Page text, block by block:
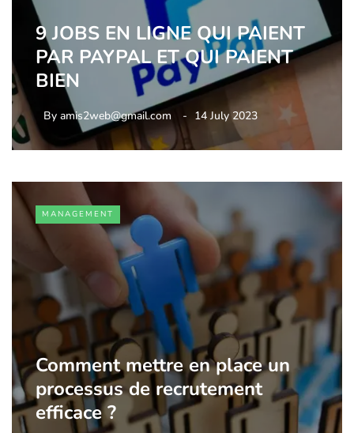
9 JOBS EN LIGNE QUI PAIENT
PAR PAYPAL ET QUI PAIENT
BIEN
By amis2web@gmail.com 14 July 2023
MANAGEMENT
Comment mettre en place un
processus de recrutement
efficace ?